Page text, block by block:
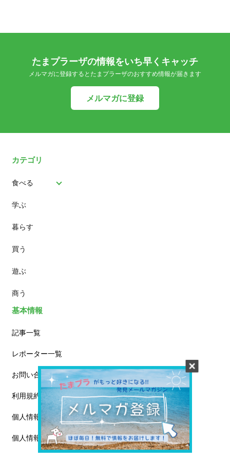
たまプラーザの情報をいち早くキャッチ
メルマガに登録するとたまプラーザのおすすめ情報が届きます
メルマガに登録
カテゴリ
食べる
パン
スイーツ
ランチ
カフェ
学ぶ
暮らす
買う
遊ぶ
商う
基本情報
記事一覧
レポーター一覧
お問い合わせ
利用規約
個人情報保護方針
個人情報の取扱いについて